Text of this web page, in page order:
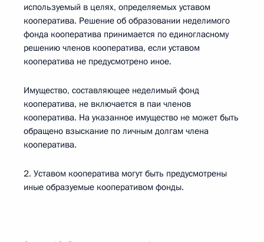
используемый в целях, определяемых уставом
кооператива. Решение об образовании неделимого
фонда кооператива принимается по единогласному
решению членов кооператива, если уставом
кооператива не предусмотрено иное.
Имущество, составляющее неделимый фонд
кооператива, не включается в паи членов
кооператива. На указанное имущество не может быть
обращено взыскание по личным долгам члена
кооператива.
2. Уставом кооператива могут быть предусмотрены
иные образуемые кооперативом фонды.